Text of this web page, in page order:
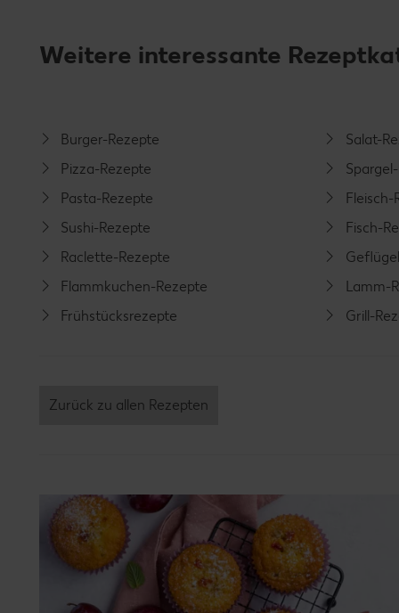
Weitere interessante
Burger-Rezepte
Pizza-Rezepte
Pasta-Rezepte
Sushi-Rezepte
Raclette-Rezepte
Flammkuchen-Rezepte
Frühstücksrezepte
Salat-
Fleisch-
Fisch-
Lamm-
Grill-
Zurück zu allen Rezepten